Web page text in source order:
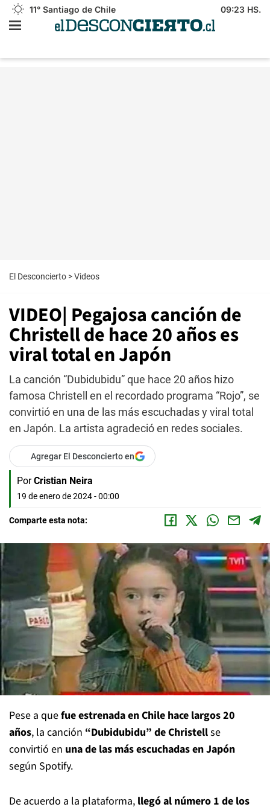
11° Santiago de Chile 09:23 HS.
El Desconcierto >Videos
VIDEO| Pegajosa canción de
Christell de hace 20 años es
viral total en Japón
La canción “Dubidubidu” que hace 20 años hizo
famosa Christell en el recordado programa “Rojo”, se
convirtió en una de las más escuchadas y viral total
en Japón. La artista agradeció en redes sociales.
Agregar El Desconcierto en
Por Cristian Neira
19 de enero de 2024 - 00:00
Comparte esta nota:
Pese a quefue estrenada en Chile hace largos 20
años, la canción “Dubidubidu” de Christellse
convirtió en una de las más escuchadas en Japón
según Spotify.
De acuerdo a la plataforma, llegó al número 1 de los